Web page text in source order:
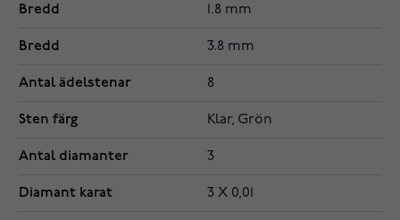
Bredd 1.8 mm
Bredd 3.8 mm
Antal ädelstenar 8
Sten färg Klar, Grön
Antal diamanter 3
Diamant karat 3 X 0,01